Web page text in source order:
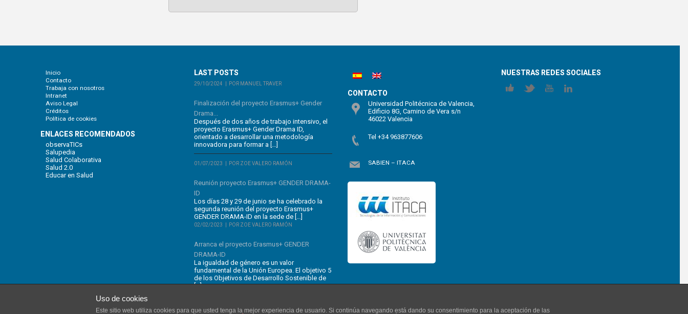
Inicio
Contacto
Trabaja con nosotros
Intranet
Aviso Legal
Créditos
Política de cookies
ENLACES RECOMENDADOS
observaTICs
Salupedia
Salud Colaborativa
Salud 2.0
Educar en Salud
LAST POSTS
29/10/2024 POR MANUEL TRAVER
Finalización del proyecto Erasmus+ Gender
Drama...
Después de dos años de trabajo intensivo, el
proyecto Erasmus+ Gender Drama ID,
orientado a desarrollar una metodología
innovadora para formar a […]
01/07/2023 POR ZOE VALERO RAMÓN
Reunión proyecto Erasmus+ GENDER DRAMA-
ID
Los días 28 y 29 de junio se ha celebrado la
segunda reunión del proyecto Erasmus+
GENDER DRAMA-ID en la sede de […]
02/02/2023 POR ZOE VALERO RAMÓN
Arranca el proyecto Erasmus+ GENDER
DRAMA-ID
La igualdad de género es un valor
fundamental de la Unión Europea. El objetivo 5
de los Objetivos de Desarrollo Sostenible de
[…]
CONTACTO
Universidad Politécnica de Valencia,
Edificio 8G, Camino de Vera s/n
46022 Valencia
Tel +34 963877606
SABIEN – ITACA
NUESTRAS REDES SOCIALES
Uso de cookies
Este sitio web utiliza cookies para que usted tenga la mejor experiencia de usuario. Si continúa navegando está dando su consentimiento para la aceptación de las